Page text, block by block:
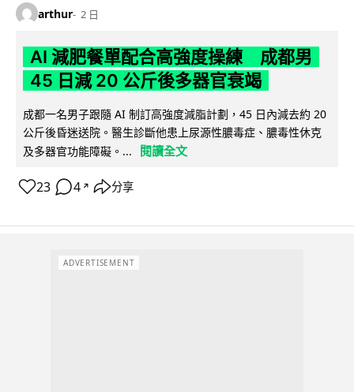
arthur 2 日
AI 減肥餐單配合高強度操練 成都男
45 日減 20 公斤後多器官衰竭
成都一名男子跟隨 AI 制訂高強度減脂計劃，45 日內減去約 20
公斤後昏迷送院。醫生診斷他患上尿源性膿毒症、膿毒性休克
及多器官功能障礙。...
閱讀全文
23 4 ↗ 分享
ADVERTISEMENT